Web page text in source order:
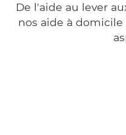
De l'aide au lever
nos aide à